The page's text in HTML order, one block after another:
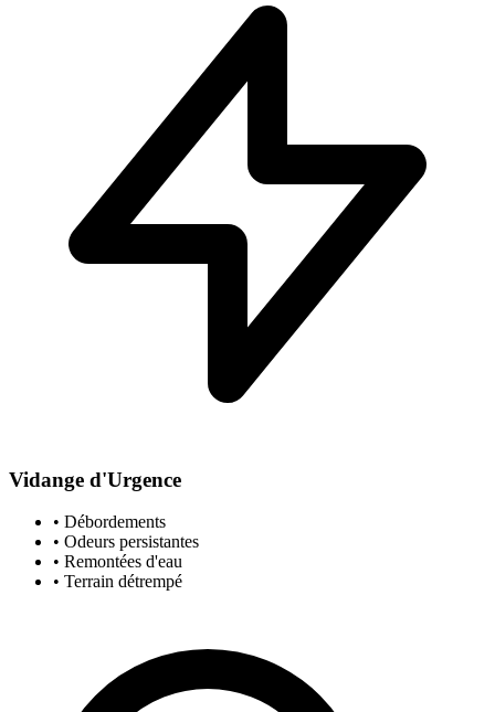
Vidange d'Urgence
• Débordements
• Odeurs persistantes
• Remontées d'eau
• Terrain détrempé